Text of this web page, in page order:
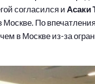
согласился иАсаки
Москве. По
в Москве из-за